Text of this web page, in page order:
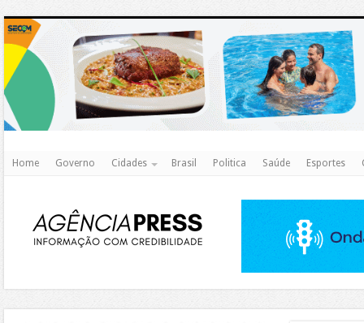
Home Governo Cidades Brasil Politica Saúde Esportes